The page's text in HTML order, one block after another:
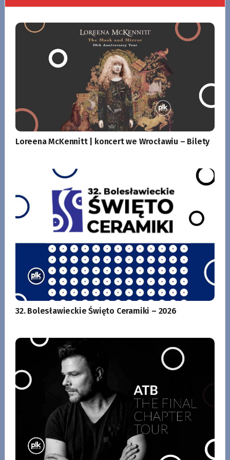
Loreena McKennitt | koncert we Wrocławiu – Bilety
32. Bolesławieckie Święto Ceramiki – 2026